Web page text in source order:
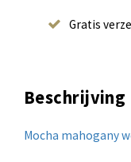
Gratis
Beschrijving
Mocha mahogany